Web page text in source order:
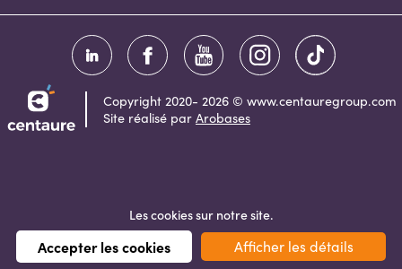
Copyright 2020- 2026 © www.centauregroup.com
Site réalisé par Arobases
Les cookies sur notre site.
Accepter les cookies Afficher les détails